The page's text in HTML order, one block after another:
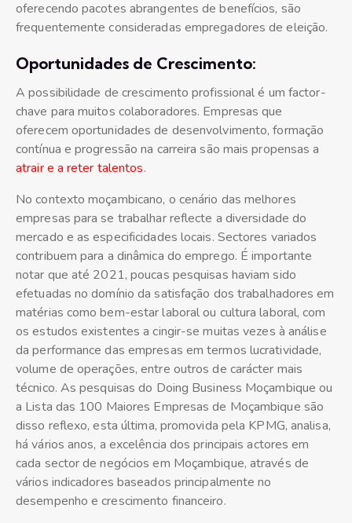
oferecendo pacotes abrangentes de benefícios, são
frequentemente consideradas empregadores de eleição.
Oportunidades de Crescimento:
A possibilidade de crescimento profissional é um factor-
chave para muitos colaboradores. Empresas que
oferecem oportunidades de desenvolvimento, formação
contínua e progressão na carreira são mais propensas a
atrair e a reter talentos.
No contexto moçambicano, o cenário das melhores
empresas para se trabalhar reflecte a diversidade do
mercado e as especificidades locais. Sectores variados
contribuem para a dinâmica do emprego. É importante
notar que até 2021, poucas pesquisas haviam sido
efetuadas no domínio da satisfação dos trabalhadores em
matérias como bem-estar laboral ou cultura laboral, com
os estudos existentes a cingir-se muitas vezes à análise
da performance das empresas em termos lucratividade,
volume de operações, entre outros de carácter mais
técnico. As pesquisas do Doing Business Moçambique ou
a Lista das 100 Maiores Empresas de Moçambique são
disso reflexo, esta última, promovida pela KPMG, analisa,
há vários anos, a excelência dos principais actores em
cada sector de negócios em Moçambique, através de
vários indicadores baseados principalmente no
desempenho e crescimento financeiro.